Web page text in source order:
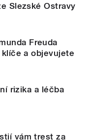
Slezské Ostravy
Freuda
a objevujete
rizika a léčba
vám trest za